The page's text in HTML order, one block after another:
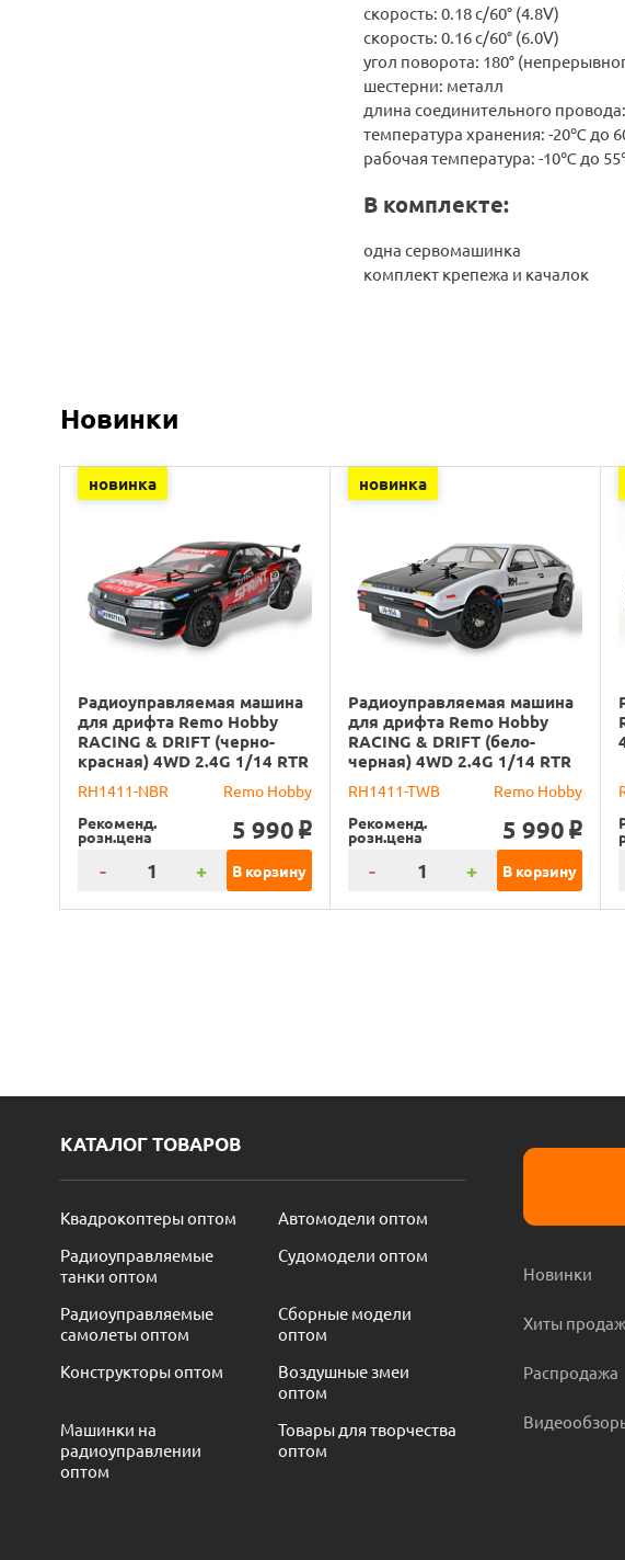
скорость: 0.18 с/60° (4.8V)
скорость: 0.16 с/60° (6.0V)
угол поворота: 180°
шестерни: металл
длина соединительного
температура хранения: -20℃ до
рабочая температура: -10℃ до
В комплекте:
одна сервомашинка
комплект крепежа и качалок
Новинки
новинка
Радиоуправляемая машина
для дрифта Remo Hobby
RACING & DRIFT (черно-
красная) 4WD 2.4G 1/14 RTR
RH1411-NBR
Remo Hobby
Рекоменд.
розн.цена 5 990 o
- + В корзину
новинка
Радиоуправляемая машина
для дрифта Remo Hobby
RACING & DRIFT (бело-
черная) 4WD 2.4G 1/14 RTR
RH1411-TWB
Remo Hobby
Рекоменд.
розн.цена 5 990 o
- + В корзину
КАТАЛОГ ТОВАРОВ
Квадрокоптеры оптом
Автомодели оптом
Радиоуправляемые
танки оптом
Судомодели оптом
Радиоуправляемые
самолеты оптом
Сборные модели
оптом
Конструкторы оптом
Воздушные змеи
оптом
Машинки на
радиоуправлении
оптом
Товары для творчества
оптом
Новинки
Хиты продаж
Распродажа